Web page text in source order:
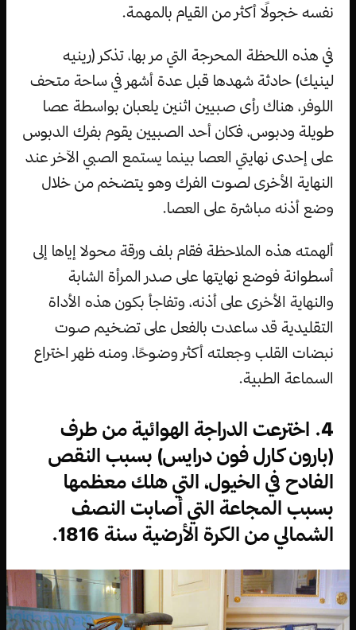
نفسه خجولًا أكثر من القيام بالمهمة.
في هذه اللحظة المحرجة التي مر بها، تذكر (رينيه
لينيك) حادثة شهدها قبل عدة أشهر في ساحة متحف
اللوفر، هناك رأى صبيين اثنين يلعبان بواسطة عصا
طويلة ودبوس، فكان أحد الصبيين يقوم بفرك الدبوس
على إحدى نهايتي العصا بينما يستمع الصبي الآخر عند
النهاية الأخرى لصوت الفرك وهو يتضخم من خلال
وضع أذنه مباشرة على العصا.
ألهمته هذه الملاحظة فقام بلف ورقة محولا إياها إلى
أسطوانة فوضع نهايتها على صدر المرأة الشابة
والنهاية الأخرى على أذنه، وتفاجأ بكون هذه الأداة
التقليدية قد ساعدت بالفعل على تضخيم صوت
نبضات القلب وجعلته أكثر وضوحًا، ومنه ظهر اختراع
السماعة الطبية.
4. اخترعت الدراجة الهوائية من طرف
(بارون كارل فون درايس) بسبب النقص
الفادح في الخيول، التي هلك معظمها
بسبب المجاعة التي أصابت النصف
الشمالي من الكرة الأرضية سنة 1816.